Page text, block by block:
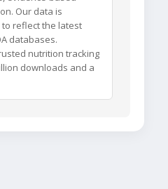
Our data is
reflect the latest
databases.
nutrition tracking
downloads and a